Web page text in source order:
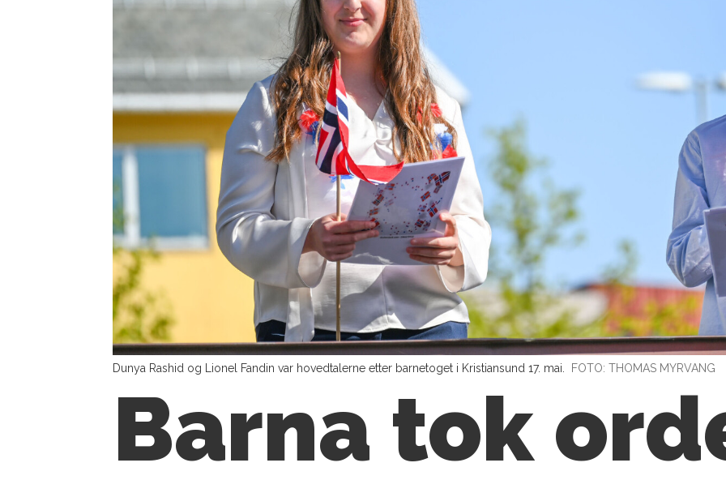
Dunya Rashid og Lionel Fandin var hovedtalerne etter barnetoget i Kristiansund 17. mai. FOTO: THOMAS MYRVANG
Barna tok